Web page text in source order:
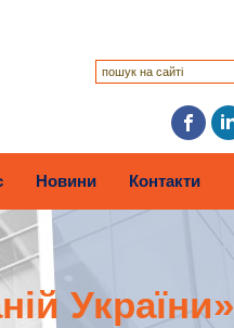
Новини Контакти
України»